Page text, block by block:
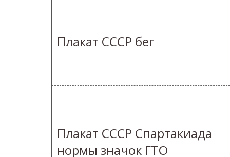
Плакат СССР бег
Плакат СССР Спартакиада
нормы значок ГТО